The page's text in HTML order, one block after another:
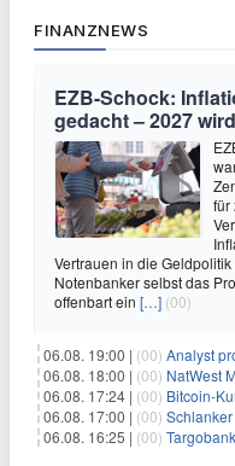
FINANZNEWS
EZB-Schock:
gedacht – 2027
für
Vertrauen in die
Notenbanker selbst das
offenbart ein […] (00)
06.08. 19:00 | (00) Analyst
06.08. 18:00 | (00) NatWest
06.08. 17:24 | (00) Bitcoin-Kursanalyse:
06.08. 17:00 | (00) Schlanker und
06.08. 16:25 | (00)